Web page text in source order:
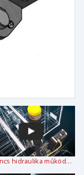
Billencs hidraulika működése